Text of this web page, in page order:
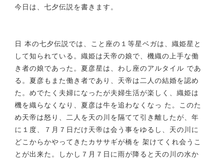
今日は、七夕伝説を書きます。
日 本の七夕伝説では、こと座の１等星ベガは、織姫星と
して知られている。織姫は天帝の娘で、機織の上手な働
き者の娘であった。夏彦星は、わし座のアルタイル であ
る。夏彦もまた働き者であり、天帝は二人の結婚を認め
た。めでたく夫婦になったが夫婦生活が楽しく、織姫は
機を織らなくなり、夏彦は牛を追わなくなっ た。このた
め天帝は怒り、二人を天の川を隔てて引き離したが、年
に１度、７月７日だけ天帝は会う事をゆるし、天の川に
どこからかやってきたカササギが橋を 架けてくれ会うこ
とが出来た。しかし７月７日に雨が降ると天の川の水か